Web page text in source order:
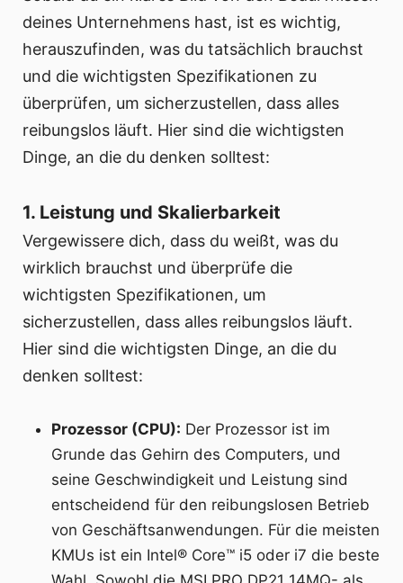
deines Unternehmens hast, ist es wichtig,
herauszufinden, was du tatsächlich brauchst
und die wichtigsten Spezifikationen zu
überprüfen, um sicherzustellen, dass alles
reibungslos läuft. Hier sind die wichtigsten
Dinge, an die du denken solltest:
1. Leistung und Skalierbarkeit
Vergewissere dich, dass du weißt, was du
wirklich brauchst und überprüfe die
wichtigsten Spezifikationen, um
sicherzustellen, dass alles reibungslos läuft.
Hier sind die wichtigsten Dinge, an die du
denken solltest:
Prozessor (CPU): Der Prozessor ist im
Grunde das Gehirn des Computers, und
seine Geschwindigkeit und Leistung sind
entscheidend für den reibungslosen Betrieb
von Geschäftsanwendungen. Für die meisten
KMUs ist ein Intel® Core™ i5 oder i7 die beste